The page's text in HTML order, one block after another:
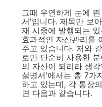
그때 우연하게 눈에
서'입니다. 제목만 보
재 시중에 발행되는
효과적인 자산관리를
주고 있습니다. 저와
로만 단순히 사용한
의 자산이 되리라 생
설명서'에서는 총 7가
하고 있는데, 각 통장
면 다음과 같습니다.